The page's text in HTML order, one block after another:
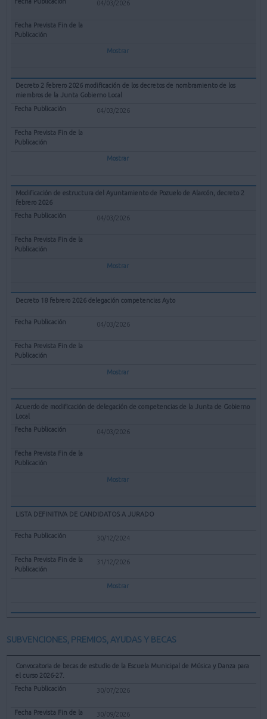
04/03/2026
Mostrar
Decreto 2 febrero 2026 modificación de los decretos de nombramiento de los
miembros de la Junta Gobierno Local
04/03/2026
Mostrar
Modificación de estructura del Ayuntamiento de Pozuelo de Alarcón, decreto 2
febrero 2026
04/03/2026
Mostrar
Decreto 18 febrero 2026 delegación competencias Ayto
04/03/2026
Mostrar
Acuerdo de modificación de delegación de competencias de la Junta de Gobierno
Local
04/03/2026
Mostrar
LISTA DEFINITIVA DE CANDIDATOS A JURADO
30/12/2024
31/12/2026
Mostrar
SUBVENCIONES, PREMIOS, AYUDAS Y BECAS
Convocatoria de becas de estudio de la Escuela Municipal de Música y Danza para
el curso 2026-27.
30/07/2026
30/09/2026